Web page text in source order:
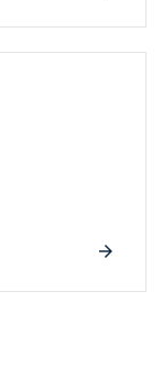
arrow_forward